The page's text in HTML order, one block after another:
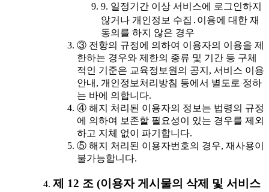
9. 일정기간 이상 서비스에 로그인하지
않거나 개인정보 수집․이용에 대한 재
동의를 하지 않은 경우
③ 전항의 규정에 의하여 이용자의 이용을 제
한하는 경우와 제한의 종류 및 기간 등 구체
적인 기준은 교육정보원의 공지, 서비스 이용
안내, 개인정보처리방침 등에서 별도로 정하
는 바에 의합니다.
④ 해지 처리된 이용자의 정보는 법령의 규정
에 의하여 보존할 필요성이 있는 경우를 제외
하고 지체 없이 파기합니다.
⑤ 해지 처리된 이용자번호의 경우, 재사용이
불가능합니다.
제 12 조 (이용자 게시물의 삭제 및 서비스